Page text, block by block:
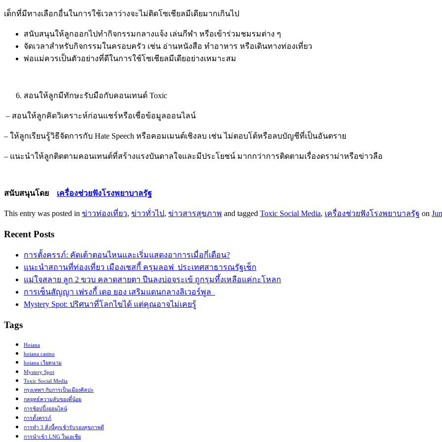
เด็กที่มีทางเลือกอื่นในการใช้เวลาว่างจะไม่ติดโซเชียลมีเดียมากเกินไป
สนับสนุนให้ลูกออกไปทำกิจกรรมกลางแจ้ง เล่นกีฬา หรือเข้าร่วมชมรมต่าง ๆ
จัดเวลาสำหรับกิจกรรมในครอบครัว เช่น อ่านหนังสือ ทำอาหาร หรือเดินทางท่องเที่ยว
พ่อแม่ควรเป็นตัวอย่างที่ดีในการใช้โซเชียลมีเดียอย่างเหมาะสม
สอนให้ลูกมีทักษะรับมือกับคอนเทนต์ Toxic
– สอนให้ลูกคิดวิเคราะห์ก่อนแชร์หรือเชื่อข้อมูลออนไลน์
– ให้ลูกเรียนรู้วิธีจัดการกับ Hate Speech หรือคอมเมนต์เชิงลบ เช่น ไม่ตอบโต้หรือลบบัญชีที่เป็นอันตราย
– แนะนำให้ลูกติดตามคอนเทนต์ที่สร้างแรงบันดาลใจและมีประโยชน์ มากกว่าการติดตามเรื่องดราม่าหรือข่าวลือ
สนับสนุนโดย เครื่องช่วยฟังโรงพยาบาลรัฐ
This entry was posted in ข่าวท่องเที่ยว, ข่าวทั่วไป, ข่าวสารสุขภาพ and tagged Toxic Social Media, เครื่องช่วยฟังโรงพยาบาลรัฐ on
Recent Posts
การตั้งครรภ์: คัดเต้าตอนไหนและเริ่มแสดงอาการเมื่อกี่เดือน?
แนะนำสถานที่ท่องเที่ยว เมืองเชสกี้ ครุมลอฟ ประเทศสาธารณรัฐเช็ก
แม่ใจสลาย ลูก 2 ขวบ คลาดสายตา ปีนลงบ่อจระเข้ ถูกรุมทึ้งเหลือแค่กะโหลก
การเซ็นสัญญา เฟรงกี้ เดอ ยอง เสริมแดนกลางลิเวอร์พูล
Mystery Spot: ปริศนาที่โลกไขได้ แต่คุณอาจไม่เคยรู้
Tags
Hoiana
hoiana casino
hoiana เวียดนาม
Mystery Spot
Toxic Social Media
กรุงเทพฯ กับการเป็นเมืองศิลปะ
กลยุทธ์ความลับของตี๋น้อย
การช้อปปิ้งออนไลน์
การตั้งครรภ์
การทำ 3 สิ่งนี้ทุกเช้ารับรองสุขภาพดี
การนำเข้า LNG ในเอเชีย